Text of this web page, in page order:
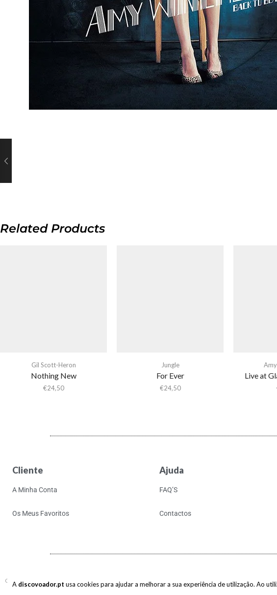
Related Products
Gil Scott-Heron
Nothing New
€24,50
Jungle
For Ever
€24,50
Live at
A discovoador.pt usa cookies para ajudar a melhorar a sua experiência de utilização. Ao
Cliente
A Minha Conta
Os Meus Favoritos
Ajuda
FAQ’S
Contactos
Copyright © 2017-2026 discovoador. Todos os direitos reservados.